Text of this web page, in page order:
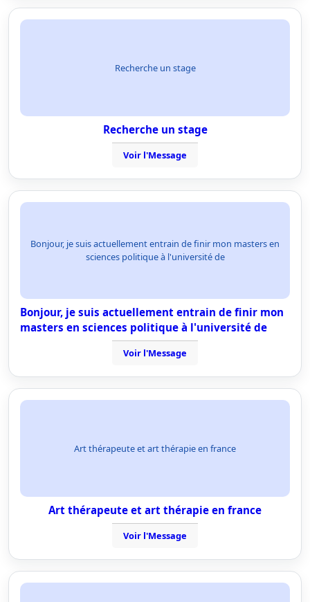
Recherche un stage
Recherche un stage
Voir l'Message
Bonjour, je suis actuellement entrain de finir mon masters en
sciences politique à l'université de
Bonjour, je suis actuellement entrain de finir mon
masters en sciences politique à l'université de
Voir l'Message
Art thérapeute et art thérapie en france
Art thérapeute et art thérapie en france
Voir l'Message